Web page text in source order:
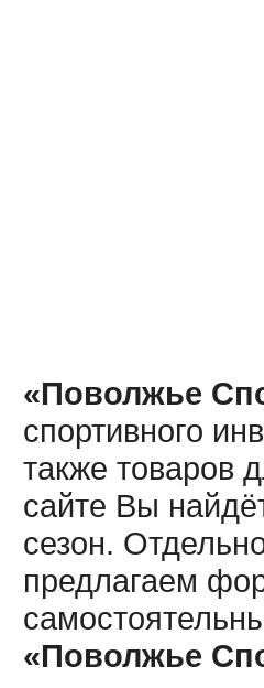
«Поволжье
спортивного
также товаров
сайте Вы
сезон.
предлагаем
«Поволжье